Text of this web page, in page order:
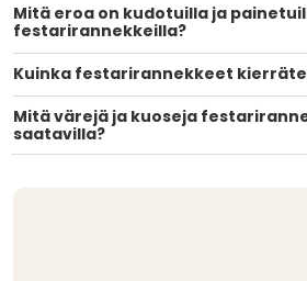
Mitä eroa on kudotuilla ja
festarirannekkeilla?
Kuinka festarirannekkeet
Mitä värejä ja kuoseja
saatavilla?